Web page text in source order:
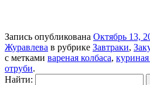
Запись опубликована Октябрь 13,
Журавлева в рубрике Завтраки,
с метками вареная колбаса, куриная
отруби.
Найти: